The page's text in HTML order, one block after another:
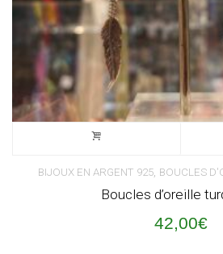
BIJOUX EN ARGENT 925, BOUCLES
Boucles d’oreille
42,00€